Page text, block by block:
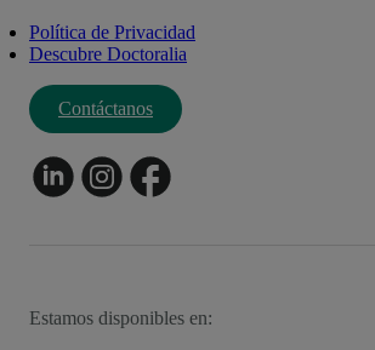
Política de Privacidad
Descubre Doctoralia
Contáctanos
Estamos disponibles en: